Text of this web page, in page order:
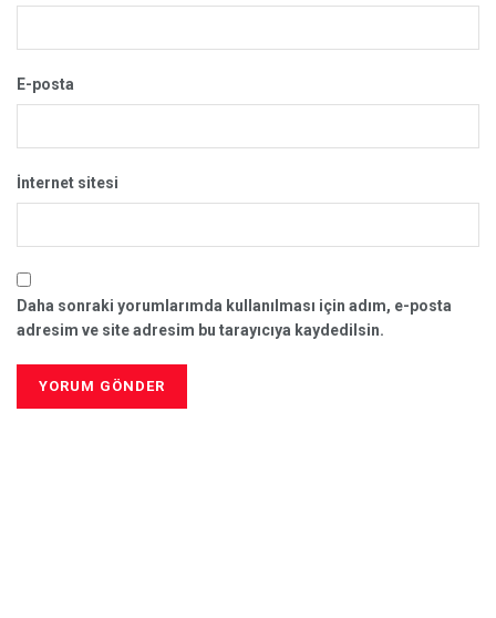
E-posta
İnternet sitesi
Daha sonraki yorumlarımda kullanılması için adım, e-posta
adresim ve site adresim bu tarayıcıya kaydedilsin.